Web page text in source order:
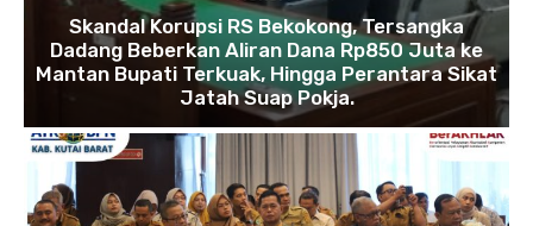
Skandal Korupsi RS Bekokong, Tersangka
Dadang Beberkan Aliran Dana Rp850 Juta ke
Mantan Bupati Terkuak, Hingga Perantara Sikat
Jatah Suap Pokja.